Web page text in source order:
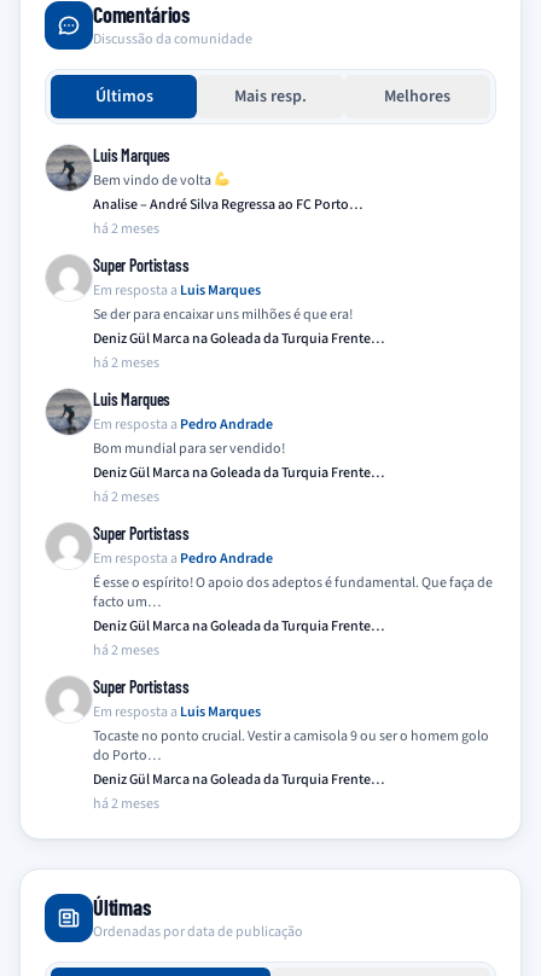
Comentários
Discussão da comunidade
Últimos Mais resp. Melhores
Luis Marques
Bem vindo de volta
Analise – André Silva Regressa ao FC Porto…
há 2 meses
Super Portistass
Em resposta a Luis Marques
Se der para encaixar uns milhões é que era!
Deniz Gül Marca na Goleada da Turquia Frente…
há 2 meses
Luis Marques
Em resposta a Pedro Andrade
Bom mundial para ser vendido!
Deniz Gül Marca na Goleada da Turquia Frente…
há 2 meses
Super Portistass
Em resposta a Pedro Andrade
É esse o espírito! O apoio dos adeptos é fundamental. Que faça de
facto um…
Deniz Gül Marca na Goleada da Turquia Frente…
há 2 meses
Super Portistass
Em resposta a Luis Marques
Tocaste no ponto crucial. Vestir a camisola 9 ou ser o homem golo
do Porto…
Deniz Gül Marca na Goleada da Turquia Frente…
há 2 meses
Últimas
Ordenadas por data de publicação